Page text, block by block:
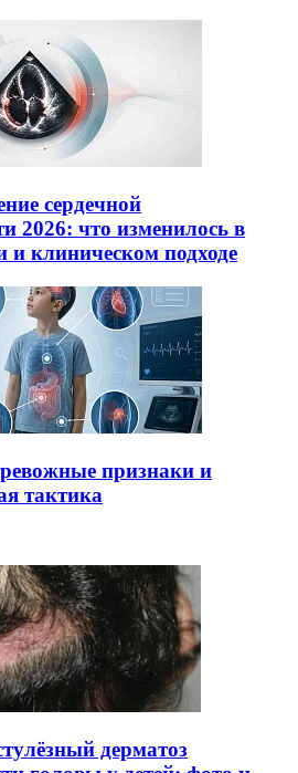
сердечной
2026: что изменилось в
и клиническом подходе
признаки и
тактика
дерматоз